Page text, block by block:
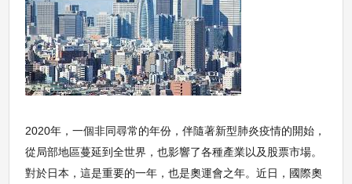
2020年，一個非同尋常的年份，伴隨著新型肺炎疫情的開始，
從局部地區蔓延到全世界，也影響了各種產業以及股票市場。
對於日本，這是重要的一年，也是奧運會之年。近日，國際奧